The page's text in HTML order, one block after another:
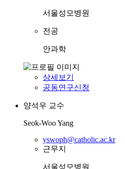
서울성모병원
전공
안과학
상세보기
공동연구신청
양석우 교수
Seok-Woo Yang
yswoph@catholic.ac.kr
근무지
서울성모병원